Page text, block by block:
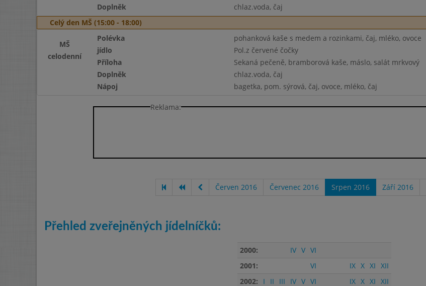
Doplněk
chlaz.voda, čaj
Celý den MŠ (15:00 - 18:00)
MŠ
celodenní
Polévka
pohanková kaše s medem a rozinkami, čaj, mléko, ovoce
jídlo
Pol.z červené čočky
Příloha
Sekaná pečeně, bramborová kaše, máslo, salát mrkvový
Doplněk
chlaz.voda, čaj
Nápoj
bagetka, pom. sýrová, čaj, ovoce, mléko, čaj
Reklama:
Červen 2016 Červenec 2016 Srpen 2016 Září 2016
Přehled zveřejněných jídelníčků:
2000: IV V VI
2001:
VI IX X XI XII
2002:
I II III IV V VI IX X XI XII